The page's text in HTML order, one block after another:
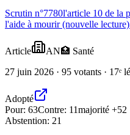
Scrutin n°7780l'article 10 de la
l'aide à mourir (nouvelle
Article AN🏥 Santé
27 juin 2026 · 95 votants · 17ᵉ
Adopté
Pour: 63Contre: 11majorité +52
Abstention: 21